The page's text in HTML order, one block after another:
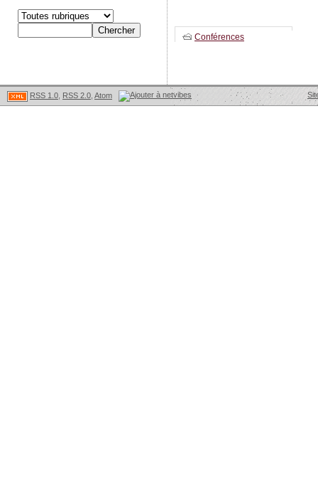
Conférences
RSS 1.0 RSS 2.0 Atom